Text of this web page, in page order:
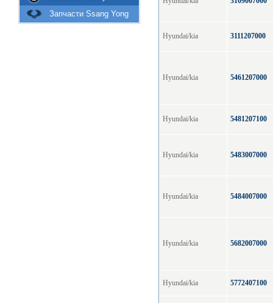
Hyundai/kia 3111207000
Hyundai/kia 5461207000
Hyundai/kia 5481207100
Hyundai/kia 5483007000
Hyundai/kia 5484007000
Hyundai/kia 5682007000
Hyundai/kia 5772407100
Запчасти Ssang Yong